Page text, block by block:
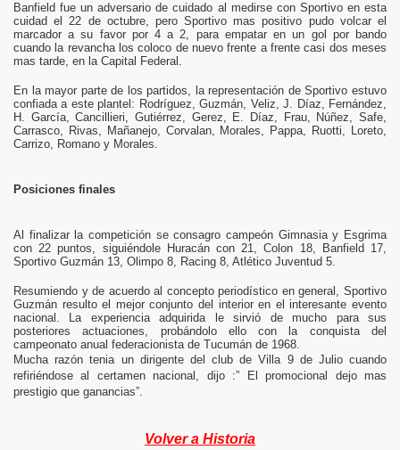
Banfield fue un adversario de cuidado al medirse con Sportivo en esta
cuidad el 22 de octubre, pero Sportivo mas positivo pudo volcar el
marcador a su favor por 4 a 2, para empatar en un gol por bando
cuando la revancha los coloco de nuevo frente a frente casi dos meses
mas tarde, en la Capital Federal.
En la mayor parte de los partidos, la representación de Sportivo estuvo
confiada a este plantel: Rodríguez, Guzmán, Veliz, J. Díaz, Fernández,
H. García, Cancillieri, Gutiérrez, Gerez, E. Díaz, Frau, Núñez, Safe,
Carrasco, Rivas, Mañanejo, Corvalan, Morales, Pappa, Ruotti, Loreto,
Carrizo, Romano y Morales.
Posiciones finales
Al finalizar la competición se consagro campeón Gimnasia y Esgrima
con 22 puntos, siguiéndole Huracán con 21, Colon 18, Banfield 17,
Sportivo Guzmán 13, Olimpo 8, Racing 8, Atlético Juventud 5.
Resumiendo y de acuerdo al concepto periodístico en general, Sportivo
Guzmán resulto el mejor conjunto del interior en el interesante evento
nacional. La experiencia adquirida le sirvió de mucho para sus
posteriores actuaciones, probándolo ello con la conquista del
campeonato anual federacionista de Tucumán de 1968.
Mucha razón tenia un dirigente del club de Villa 9 de Julio cuando
refiriéndose al certamen nacional, dijo :” El promocional dejo mas
prestigio que ganancias”.
Volver a Historia